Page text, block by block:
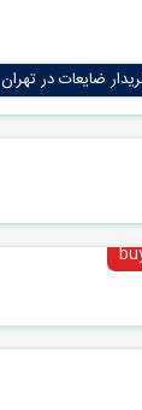
ضایعات در تهران